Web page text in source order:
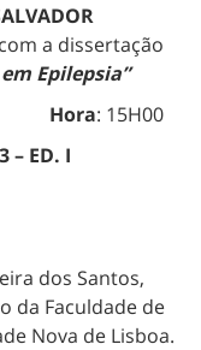
com a dissertação
Epilepsia”
Hora: 15H00
– ED. I
dos Santos,
da Faculdade de
Nova de Lisboa.